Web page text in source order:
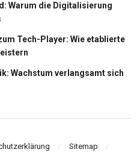
Warum die Digitalisierung
Tech-Player: Wie etablierte
Wachstum verlangsamt sich
Sitemap